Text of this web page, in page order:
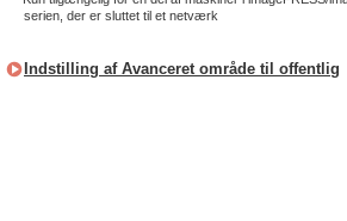
serien, der er sluttet til et netværk
Indstilling af Avanceret område til offentlig